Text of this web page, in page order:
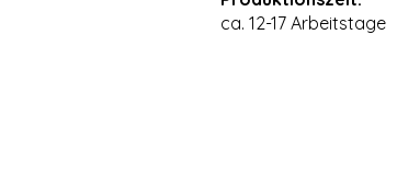
ca. 12-17 Arbeitstage